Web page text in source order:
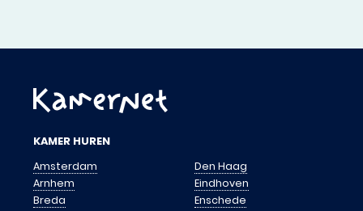
KAMER HUREN
Amsterdam
Arnhem
Breda
Den Haag
Eindhoven
Enschede